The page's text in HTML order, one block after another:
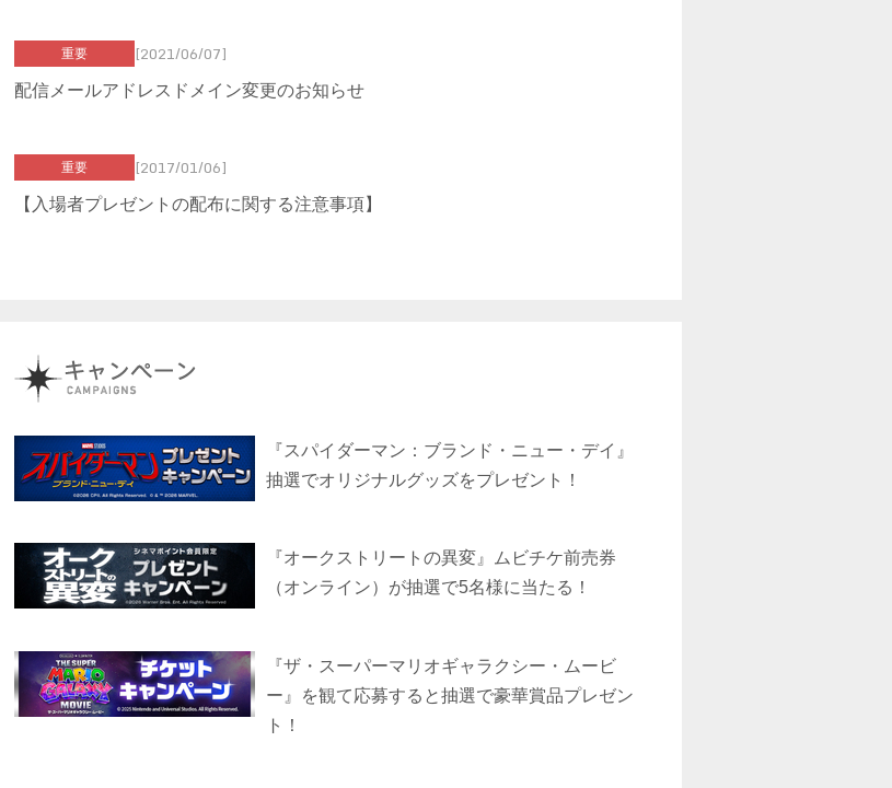
重要 [2021/06/07]
配信メールアドレスドメイン変更のお知らせ
重要 [2017/01/06]
【入場者プレゼントの配布に関する注意事項】
『スパイダーマン：ブランド・ニュー・デイ』
抽選でオリジナルグッズをプレゼント！
『オークストリートの異変』ムビチケ前売券
（オンライン）が抽選で5名様に当たる！
『ザ・スーパーマリオギャラクシー・ムービ
ー』を観て応募すると抽選で豪華賞品プレゼン
ト！